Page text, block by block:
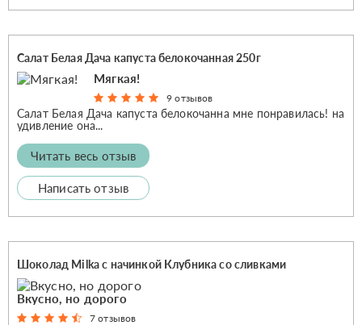
Салат Белая Дача капуста белокочанная 250г
Мягкая!
9 отзывов
Салат Белая Дача капуста белокочанна мне понравилась! на
удивление она...
Читать весь отзыв
Написать отзыв
Шоколад Milka с начинкой Клубника со сливками
Вкусно, но дорого
7 отзывов